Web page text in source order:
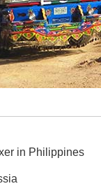
in Philippines